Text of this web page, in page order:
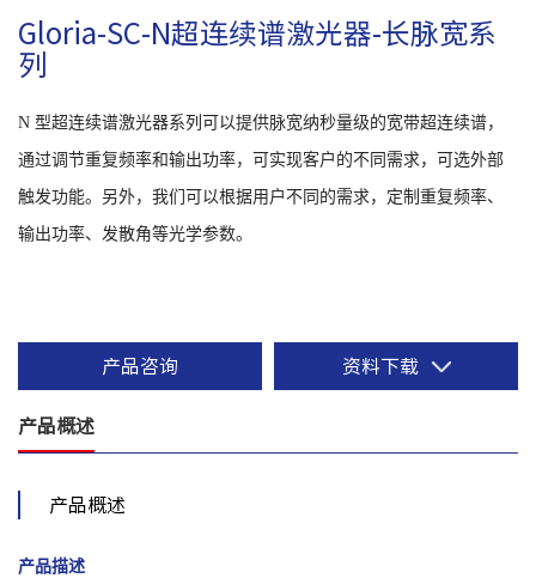
Gloria-SC-N超连续谱激光器-长脉宽系
列
N 型超连续谱激光器系列可以提供脉宽纳秒量级的宽带超连续谱，
通过调节重复频率和输出功率，可实现客户的不同需求，可选外部
触发功能。 另外，我们可以根据用户不同的需求，定制重复频率、
输出功率、发散角等光学参数。
产品咨询 资料下载
产品概述
产品概述
产品描述